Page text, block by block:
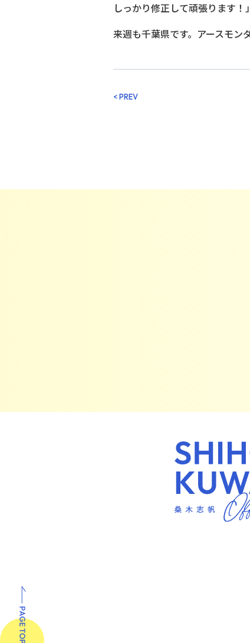
しっかり修正して頑張ります！」
来週も千葉県です。アースモン
< PREV